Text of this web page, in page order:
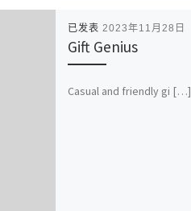
已发表 2023年11月28日
Gift Genius
Casual and friendly gi […]